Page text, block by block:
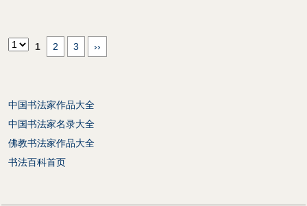
1 2 3 ››
中国书法家作品大全
中国书法家名录大全
佛教书法家作品大全
书法百科首页